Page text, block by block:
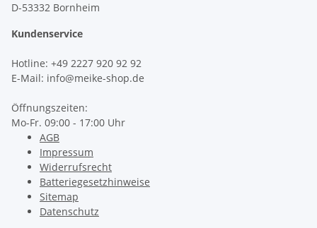
D-53332 Bornheim
Kundenservice
Hotline: +49 2227 920 92 92
E-Mail: info@meike-shop.de
Öffnungszeiten:
Mo-Fr. 09:00 - 17:00 Uhr
AGB
Impressum
Widerrufsrecht
Batteriegesetzhinweise
Sitemap
Datenschutz